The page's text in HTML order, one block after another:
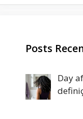
Posts
Day